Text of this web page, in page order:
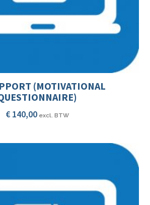
(MOTIVATIONAL
€ 140,00 excl. BTW